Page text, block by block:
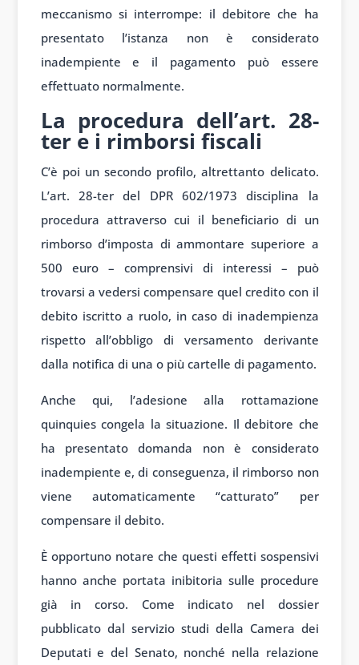
meccanismo si interrompe: il debitore che ha
presentato l’istanza non è considerato
inadempiente e il pagamento può essere
effettuato normalmente.
La procedura dell’art. 28-
ter e i rimborsi fiscali
C’è poi un secondo profilo, altrettanto delicato.
L’art. 28-ter del DPR 602/1973 disciplina la
procedura attraverso cui il beneficiario di un
rimborso d’imposta di ammontare superiore a
500 euro – comprensivi di interessi – può
trovarsi a vedersi compensare quel credito con il
debito iscritto a ruolo, in caso di inadempienza
rispetto all’obbligo di versamento derivante
dalla notifica di una o più cartelle di pagamento.
Anche qui, l’adesione alla rottamazione
quinquies congela la situazione. Il debitore che
ha presentato domanda non è considerato
inadempiente e, di conseguenza, il rimborso non
viene automaticamente “catturato” per
compensare il debito.
È opportuno notare che questi effetti sospensivi
hanno anche portata inibitoria sulle procedure
già in corso. Come indicato nel dossier
pubblicato dal servizio studi della Camera dei
Deputati e del Senato, nonché nella relazione